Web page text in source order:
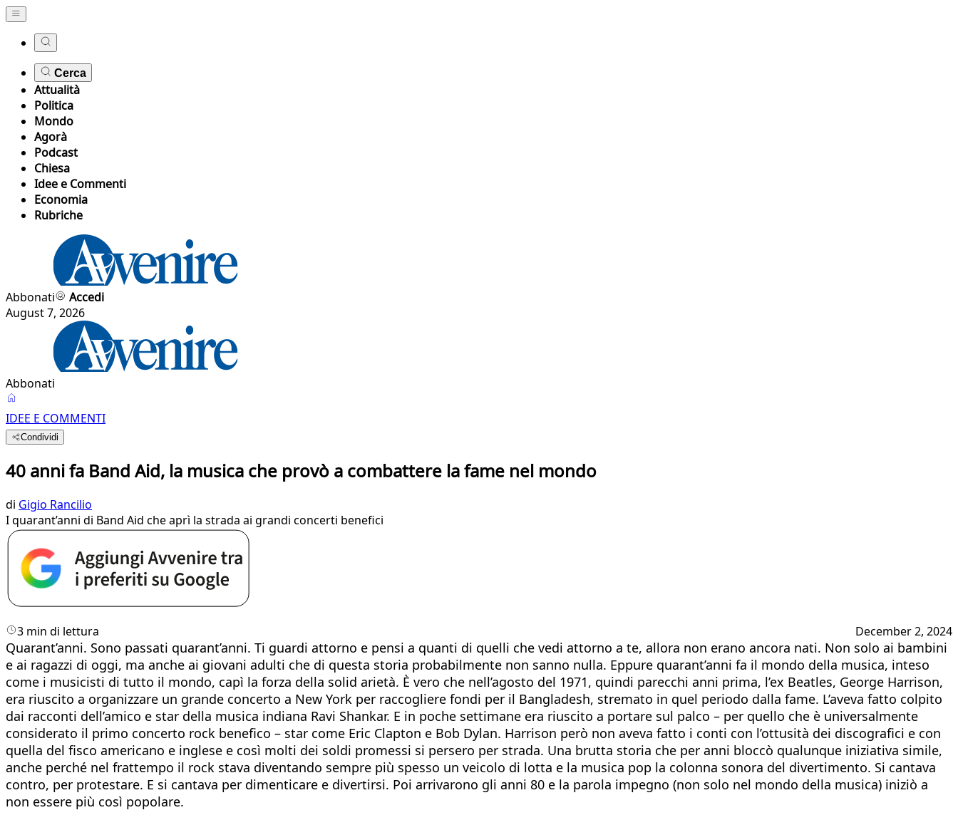
Cerca
Attualità
Politica
Mondo
Agorà
Podcast
Chiesa
Idee e Commenti
Economia
Rubriche
Abbonati
Accedi
August 7, 2026
Abbonati
IDEE E COMMENTI
Condividi
40 anni fa Band Aid, la musica che provò a combattere la fame nel mondo
di Gigio Rancilio
I quarant’anni di Band Aid che aprì la strada ai grandi concerti benefici
3 min di lettura December 2, 2024
Quarant’anni. Sono passati quarant’anni. Ti guardi attorno e pensi a quanti di quelli che vedi attorno a te, allora non erano ancora nati. Non solo ai bambini
e ai ragazzi di oggi, ma anche ai giovani adulti che di questa storia probabilmente non sanno nulla. Eppure quarant’anni fa il mondo della musica, inteso
come i musicisti di tutto il mondo, capì la forza della solid arietà. È vero che nell’agosto del 1971, quindi parecchi anni prima, l’ex Beatles, George Harrison,
era riuscito a organizzare un grande concerto a New York per raccogliere fondi per il Bangladesh, stremato in quel periodo dalla fame. L’aveva fatto colpito
dai racconti dell’amico e star della musica indiana Ravi Shankar. E in poche settimane era riuscito a portare sul palco – per quello che è universalmente
considerato il primo concerto rock benefico – star come Eric Clapton e Bob Dylan. Harrison però non aveva fatto i conti con l’ottusità dei discografici e con
quella del fisco americano e inglese e così molti dei soldi promessi si persero per strada. Una brutta storia che per anni bloccò qualunque iniziativa simile,
anche perché nel frattempo il rock stava diventando sempre più spesso un veicolo di lotta e la musica pop la colonna sonora del divertimento. Si cantava
contro, per protestare. E si cantava per dimenticare e divertirsi. Poi arrivarono gli anni 80 e la parola impegno (non solo nel mondo della musica) iniziò a
non essere più così popolare.